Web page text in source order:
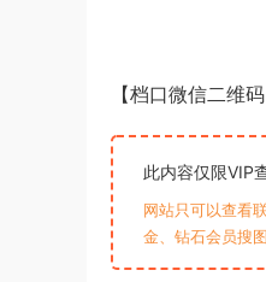
【档口微信二维码
此内容仅限VIP
网站只可以查看
金、钻石会员搜